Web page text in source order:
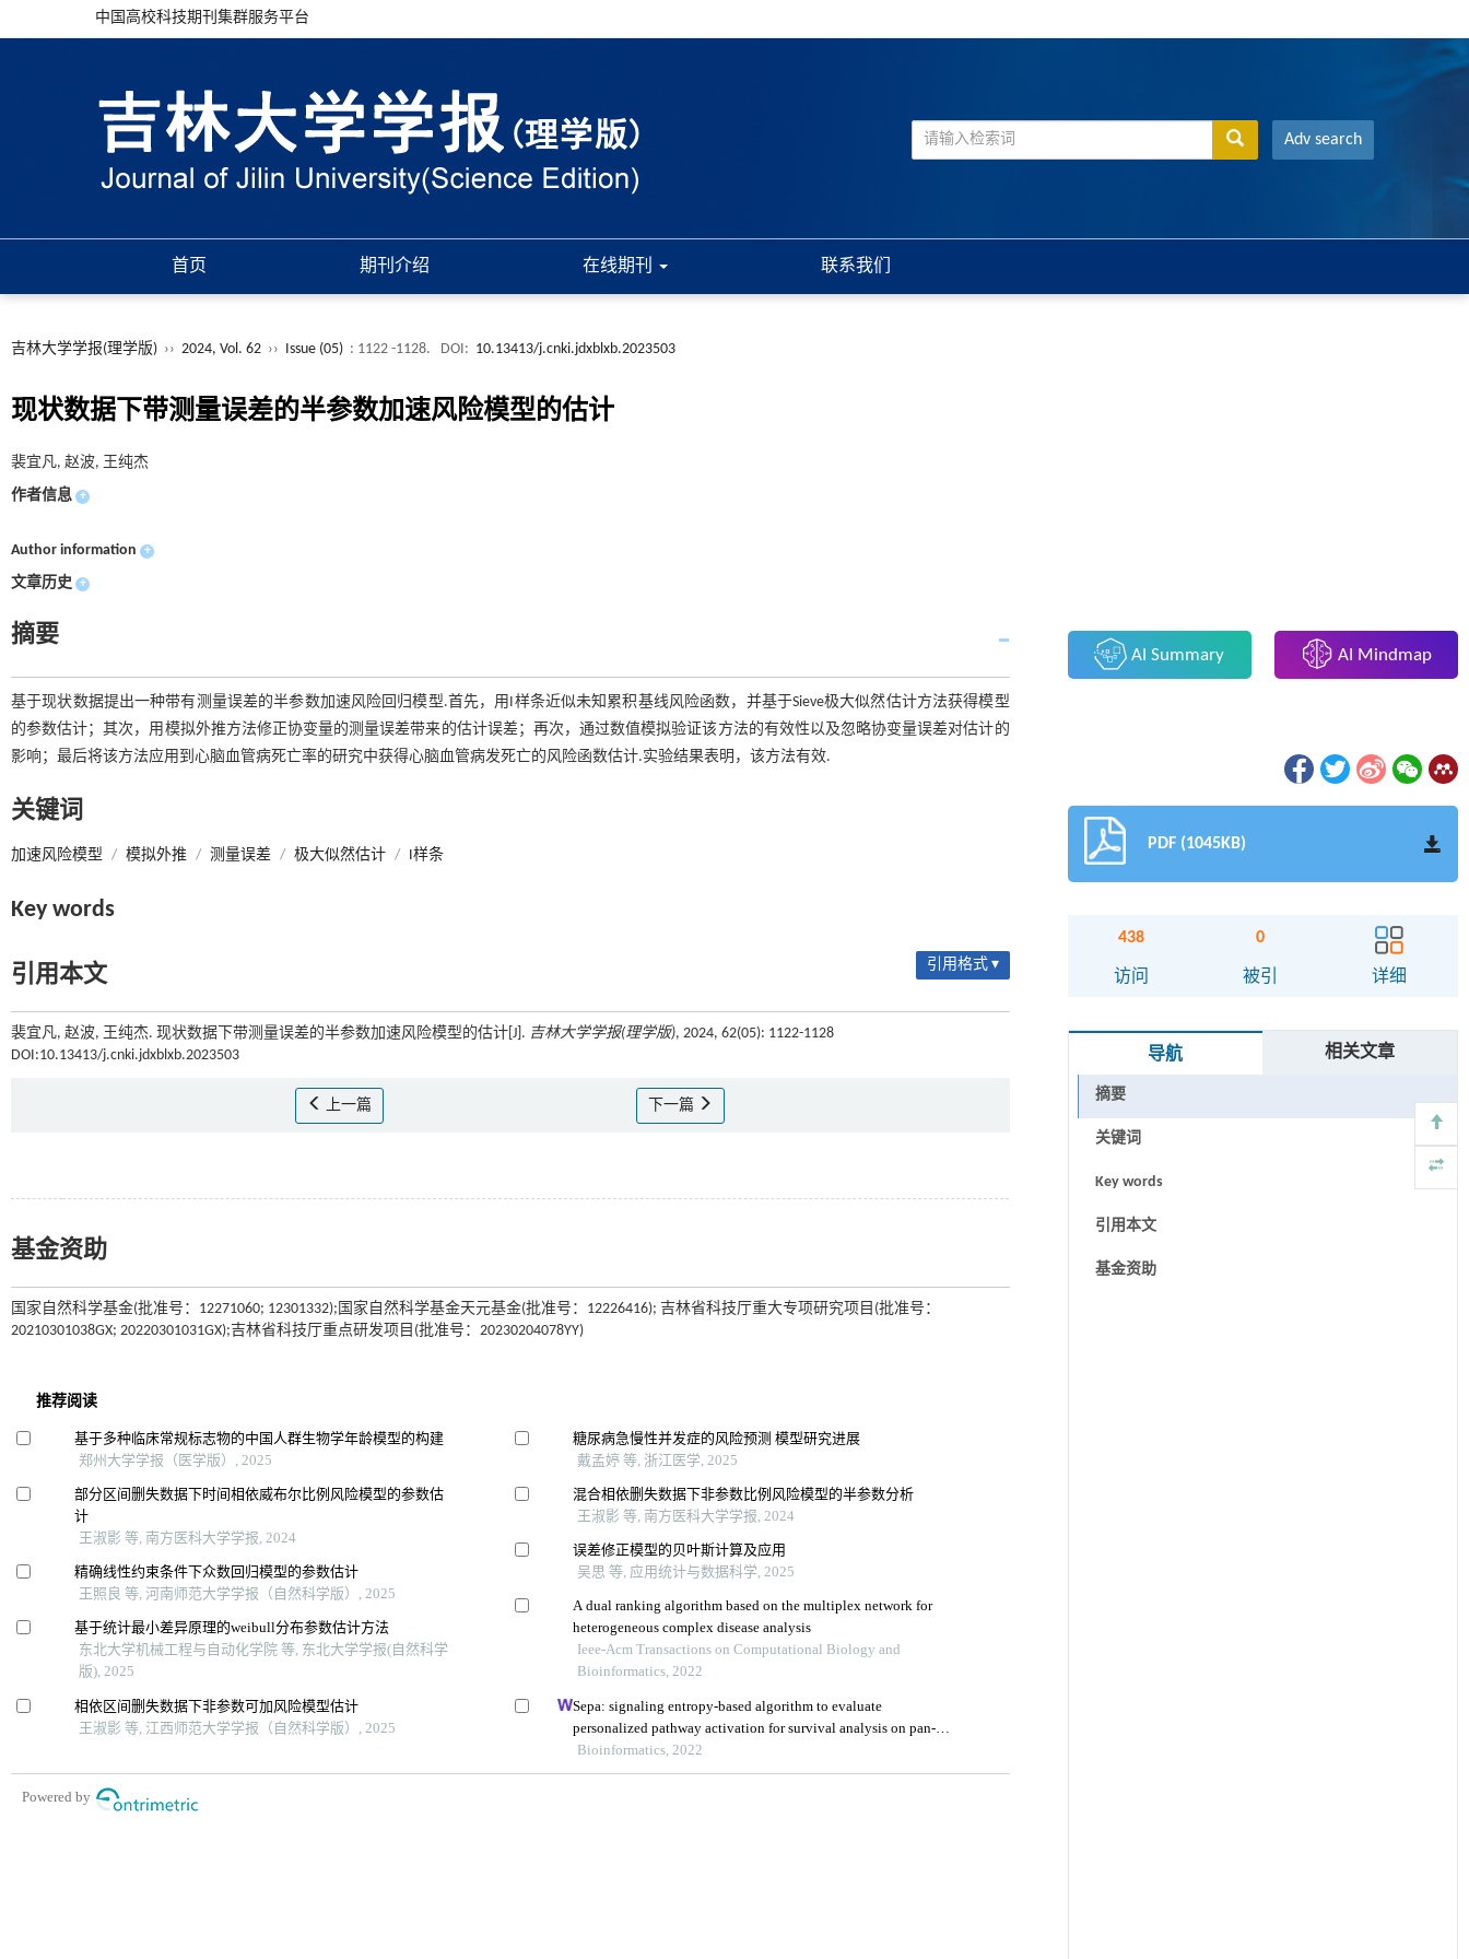
中国高校科技期刊集群服务平台
Adv search
首页 期刊介绍 在线期刊 联系我们
吉林大学学报(理学版) ›› 2024, Vol. 62 ›› Issue (05) : 1122 -1128. DOI: 10.13413/j.cnki.jdxblxb.2023503
现状数据下带测量误差的半参数加速风险模型的估计
裴宜凡, 赵波, 王纯杰
作者信息 +
Author information +
文章历史 +
摘要
基于现状数据提出一种带有测量误差的半参数加速风险回归模型.首先，用I样条近似未知累积基线风险函数，并基于Sieve极大似然估计方法获得模型
的参数估计；其次，用模拟外推方法修正协变量的测量误差带来的估计误差；再次，通过数值模拟验证该方法的有效性以及忽略协变量误差对估计的
影响；最后将该方法应用到心脑血管病死亡率的研究中获得心脑血管病发死亡的风险函数估计.实验结果表明，该方法有效.
关键词
加速风险模型 / 模拟外推 / 测量误差 / 极大似然估计 / I样条
Key words
引用本文 引用格式 ▾
裴宜凡, 赵波, 王纯杰. 现状数据下带测量误差的半参数加速风险模型的估计[J]. 吉林大学学报(理学版), 2024, 62(05): 1122-1128
DOI:10.13413/j.cnki.jdxblxb.2023503
上一篇 下一篇
基金资助
国家自然科学基金(批准号：12271060; 12301332);国家自然科学基金天元基金(批准号：12226416); 吉林省科技厅重大专项研究项目(批准号：
20210301038GX; 20220301031GX);吉林省科技厅重点研发项目(批准号：20230204078YY)
AI Summary AI Mindmap
PDF (1045KB)
438
访问
0
被引 详细
导航 相关文章
摘要
关键词
Key words
引用本文
基金资助